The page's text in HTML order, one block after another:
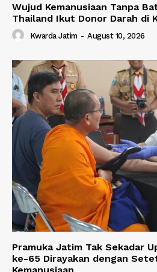
Wujud Kemanusiaan Tanpa
Thailand Ikut Donor Darah di
Kwarda Jatim - August 10, 2026
Pramuka Jatim Tak Sekadar
ke-65 Dirayakan dengan